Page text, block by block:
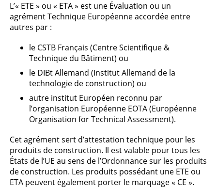
L’« ETE » ou « ETA » est une Évaluation ou un
agrément Technique Européenne accordée entre
autres par :
le CSTB Français (Centre Scientifique &
Technique du Bâtiment) ou
le DIBt Allemand (Institut Allemand de la
technologie de construction) ou
autre institut Européen reconnu par
l’organisation Européenne EOTA (Européenne
Organisation for Technical Assessment).
Cet agrément sert d’attestation technique pour les
produits de construction. Il est valable pour tous les
États de l’UE au sens de l’Ordonnance sur les produits
de construction. Les produits possédant une ETE ou
ETA peuvent également porter le marquage « CE ».